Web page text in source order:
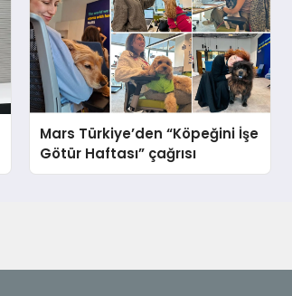
Mars Türkiye’den “Köpeğini İşe
Götür Haftası” çağrısı